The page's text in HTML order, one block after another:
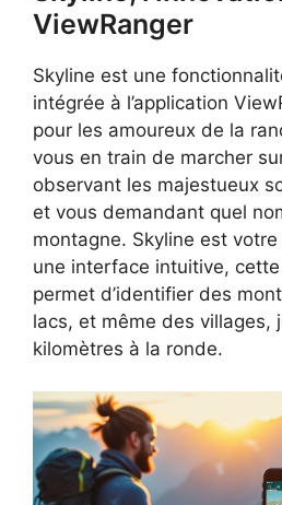
ViewRanger
Skyline est une
intégrée à l’application
pour les amoureux de la
vous en train de marcher
observant les majestueux
et vous demandant quel
montagne. Skyline est
une interface intuitive,
permet d’identifier des
lacs, et même des villages,
kilomètres à la ronde.